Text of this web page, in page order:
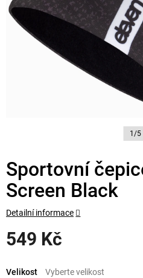
1/5
Sportovní
Screen Black
549 Kč
cena:
Velikost
Detailní informace